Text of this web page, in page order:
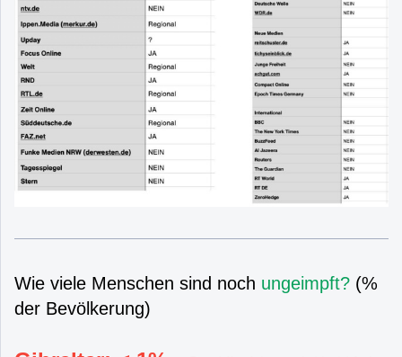
Wie viele Menschen sind noch ungeimpft? (%
der Bevölkerung)